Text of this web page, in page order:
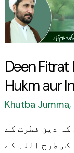
Deen Fitrat
Hukm aur
Khutba Jumma,
کہ دین فطرت کے
کس طرح اللہ کے
ka
Hukm
Insaan
ki
Rehnumai